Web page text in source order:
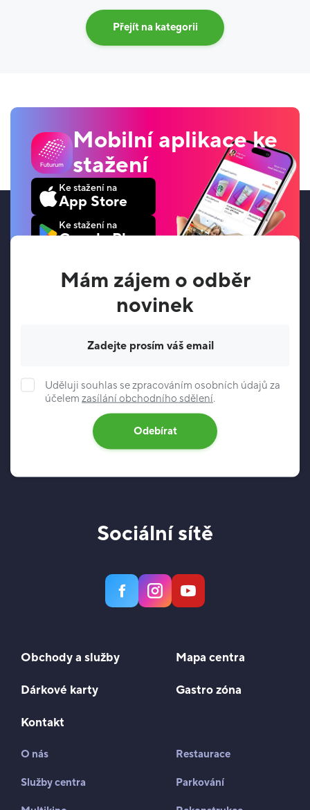
Přejít na kategorii
Mobilní aplikace ke
stažení
Ke stažení na
App Store
Ke stažení na
Google Play
Mám zájem o odběr
novinek
Uděluji souhlas se zpracováním osobních údajů za
účelem zasílání obchodního sdělení.
Odebírat
Sociální sítě
Obchody a služby Mapa centra
Dárkové karty Gastro zóna
Kontakt
O nás Restaurace
Služby centra Parkování